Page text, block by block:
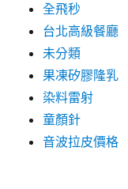
全飛秒
台北高級餐廳
未分類
果凍矽膠隆乳
染料雷射
童顏針
音波拉皮價格